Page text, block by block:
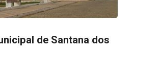
de Santana dos